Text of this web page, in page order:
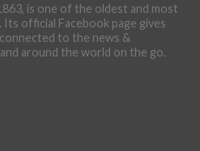
is one of the oldest and most
official Facebook page gives
to the news &
around the world on the go.